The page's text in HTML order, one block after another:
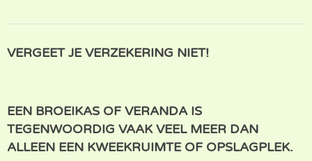
VERGEET JE VERZEKERING NIET!
EEN BROEIKAS OF VERANDA IS
TEGENWOORDIG VAAK VEEL MEER DAN
ALLEEN EEN KWEEKRUIMTE OF OPSLAGPLEK.